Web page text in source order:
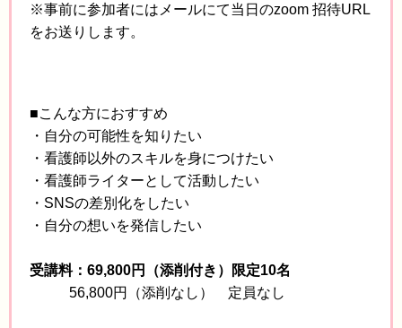
※事前に参加者にはメールにて当日のzoom 招待URL
をお送りします。
■こんな方におすすめ
・自分の可能性を知りたい
・看護師以外のスキルを身につけたい
・看護師ライターとして活動したい
・SNSの差別化をしたい
・自分の想いを発信したい
受講料：69,800円（添削付き）限定10名
56,800円（添削なし） 定員なし